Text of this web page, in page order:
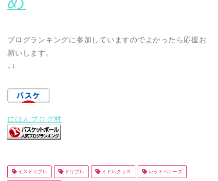
ブログランキングに参加していますのでよかったら応援お
願いします。
↓↓
にほんブログ村
イスドリブル ドリブル ミドルクラス レッドベアーズ